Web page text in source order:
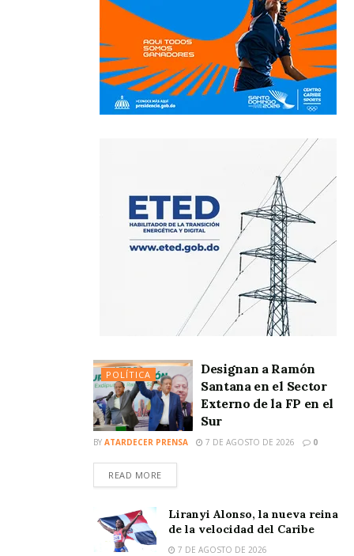
POLÍTICA
Designan a Ramón
Santana en el Sector
Externo de la FP en el
Sur
BY ATARDECER PRENSA 7 DE AGOSTO DE 2026 0
READ MORE
Liranyi Alonso, la nueva reina
de la velocidad del Caribe
7 DE AGOSTO DE 2026